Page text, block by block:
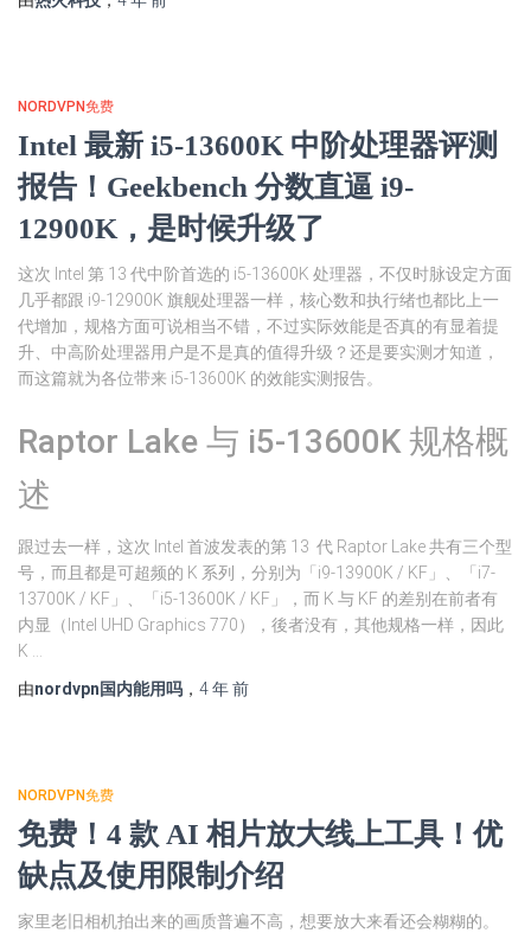
NORDVPN免费
Intel 最新 i5-13600K 中阶处理器评测
报告！Geekbench 分数直逼 i9-
12900K，是时候升级了
这次 Intel 第 13 代中阶首选的 i5-13600K 处理器，不仅时脉设定方面
几乎都跟 i9-12900K 旗舰处理器一样，核心数和执行绪也都比上一
代增加，规格方面可说相当不错，不过实际效能是否真的有显着提
升、中高阶处理器用户是不是真的值得升级？还是要实测才知道，
而这篇就为各位带来 i5-13600K 的效能实测报告。
Raptor Lake 与 i5-13600K 规格概
述
跟过去一样，这次 Intel 首波发表的第 13 代 Raptor Lake 共有三个型
号，而且都是可超频的 K 系列，分别为「i9-13900K / KF」、「i7-
13700K / KF」、「i5-13600K / KF」，而 K 与 KF 的差别在前者有
内显（Intel UHD Graphics 770），後者没有，其他规格一样，因此
K …
由nordvpn国内能用吗 ， 4 年前
NORDVPN免费
免费！4 款 AI 相片放大线上工具！优
缺点及使用限制介绍
家里老旧相机拍出来的画质普遍不高，想要放大来看还会糊糊的。